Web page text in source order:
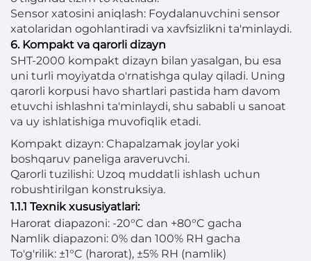
Sensor xatosini aniqlash: Foydalanuvchini sensor
xatolaridan ogohlantiradi va xavfsizlikni ta'minlaydi.
6. Kompakt va qarorli dizayn
SHT-2000 kompakt dizayn bilan yasalgan, bu esa
uni turli moyiyatda o'rnatishga qulay qiladi. Uning
qarorli korpusi havo shartlari pastida ham davom
etuvchi ishlashni ta'minlaydi, shu sababli u sanoat
va uy ishlatishiga muvofiqlik etadi.
Kompakt dizayn: Chapalzamak joylar yoki
boshqaruv paneliga araveruvchi.
Qarorli tuzilishi: Uzoq muddatli ishlash uchun
robushtirilgan konstruksiya.
1.1.1 Texnik xususiyatlari:
Harorat diapazoni: -20°C dan +80°C gacha
Namlik diapazoni: 0% dan 100% RH gacha
To'g'rilik: ±1°C (harorat), ±5% RH (namlik)